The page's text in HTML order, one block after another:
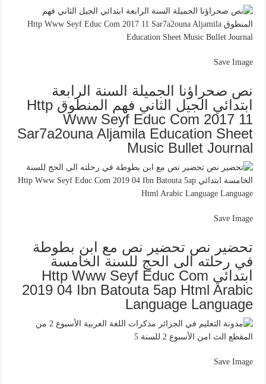
Save Image
نص صحراؤنا الجميلة السنة الرابعة
ابتدائي الجيل الثاني فهم المنطوق Http
Www Seyf Educ Com 2017 11
Sar7a2ouna Aljamila Education Sheet
Music Bullet Journal
Save Image
تحضير نص تحضير نص مع ابن بطوطة
في رحلته الى الحج للسنة الخامسة
ابتدائي Http Www Seyf Educ Com
2019 04 Ibn Batouta 5ap Html Arabic
Language Language
Save Image